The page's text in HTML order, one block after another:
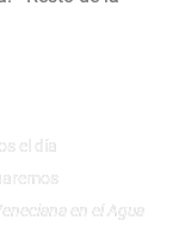
el día
en el Agua